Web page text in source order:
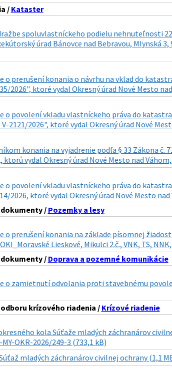
/ Kataster
spoluvlastníckeho podielu nehnuteľnosti
úrad Bánovce nad Bebravou, Mlynská
o prerušení konania o návrhu na vklad do
2026", ktoré vydal Okresný úrad Nové Mesto
o povolení vkladu vlastníckeho práva do
2121/2026", ktoré vydal Okresný úrad Nové
konania na vyjadrenie podľa § 33 Zákona
ktorú vydal Okresný úrad Nové Mesto nad
o povolení vkladu vlastníckeho práva do
2026, ktoré vydal Okresný úrad Nové Mesto
/Pozemky a lesy
o prerušení konania na základe písomnej
Lieskové, Mikulci 2.č., VNK, TS,
/Doprava a pozemné komunikácie
o zamietnutí odvolania proti stavebnému
krízového riadenia / Krízové riadenie
kola Súťaže mladých záchranárov
MY-OKR-2026/249-3 (733,1 kB)
mladých záchranárov civilnej ochrany (1,1